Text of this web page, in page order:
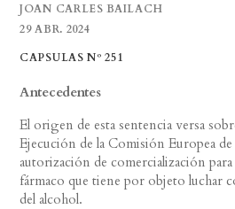
JOAN CARLES BAILACH
29 ABR. 2024
CAPSULAS Nº 251
Antecedentes
El origen de esta sentencia versa
Ejecución de la Comisión Europea
autorización de comercialización
fármaco que tiene por objeto luchar
del alcohol.